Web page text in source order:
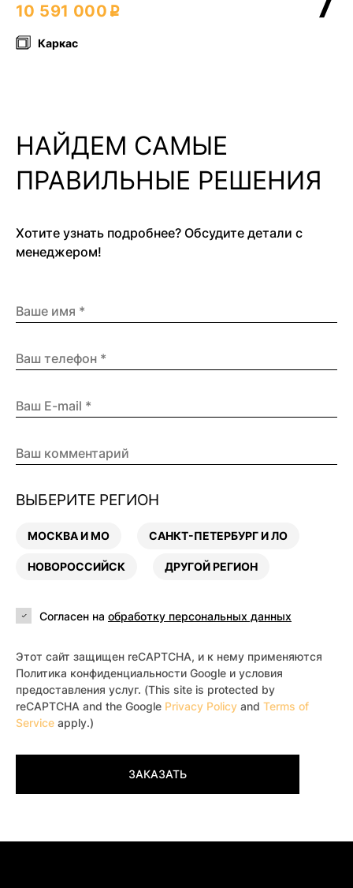
10 591 000
Каркас
НАЙДЕМ САМЫЕ
ПРАВИЛЬНЫЕ РЕШЕНИЯ
Хотите узнать подробнее? Обсудите детали с
менеджером!
ВЫБЕРИТЕ РЕГИОН
МОСКВА И МО САНКТ-ПЕТЕРБУРГ И ЛО
НОВОРОССИЙСК ДРУГОЙ РЕГИОН
Согласен на обработку персональных данных
Этот сайт защищен reCAPTCHA, и к нему применяются
Политика конфиденциальности Google и условия
предоставления услуг. (This site is protected by
reCAPTCHA and the Google Privacy Policy and Terms of
Service apply.)